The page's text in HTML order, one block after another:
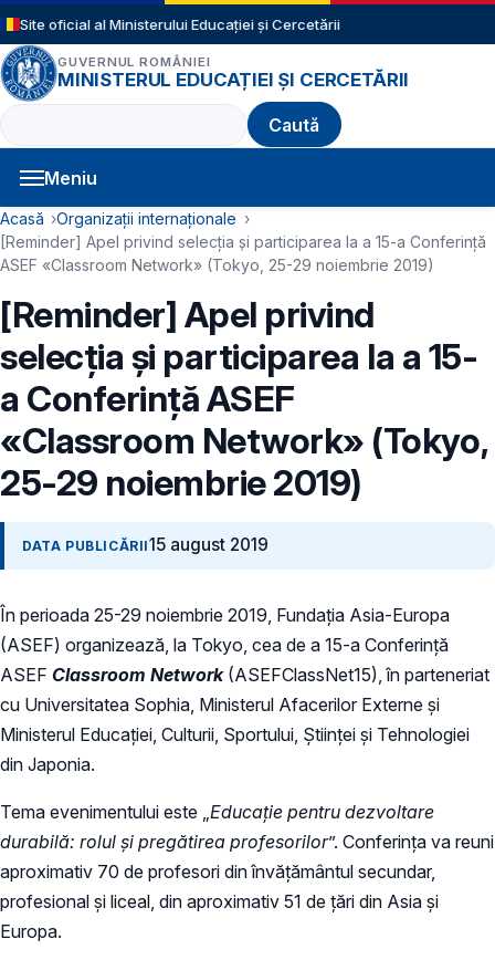
Sari la conținutul principal
Site oficial al Ministerului Educației și Cercetării
GUVERNUL ROMÂNIEI
MINISTERUL EDUCAȚIEI ȘI CERCETĂRII
Caută
Meniu
Navigație principală
Cale de navigare
Acasă
Organizații internaționale
[Reminder] Apel privind selecția și participarea la a 15-a Conferință
ASEF «Classroom Network» (Tokyo, 25-29 noiembrie 2019)
[Reminder] Apel privind
selecția și participarea la a 15-
a Conferință ASEF
«Classroom Network» (Tokyo,
25-29 noiembrie 2019)
DATA PUBLICĂRII15 august 2019
În perioada 25-29 noiembrie 2019, Fundația Asia-Europa
(ASEF) organizează, la Tokyo, cea de a 15-a Conferință
ASEF Classroom Network(ASEFClassNet15), în parteneriat
cu Universitatea Sophia, Ministerul Afacerilor Externe și
Ministerul Educației, Culturii, Sportului, Științei și Tehnologiei
din Japonia.
Tema evenimentului este „ Educație pentru dezvoltare
durabilă: rolul și pregătirea profesorilor”. Conferința va reuni
aproximativ 70 de profesori din învățământul secundar,
profesional și liceal, din aproximativ 51 de țări din Asia și
Europa.